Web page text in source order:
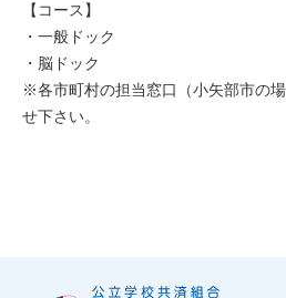
【コース】
・一般ドック
・脳ドック
※各市町村の担当窓口（小矢部市の
せ下さい。